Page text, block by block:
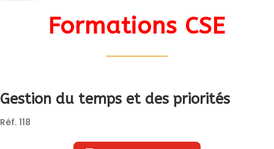
Formations CSE
Gestion du temps et des priorités
Réf. 118